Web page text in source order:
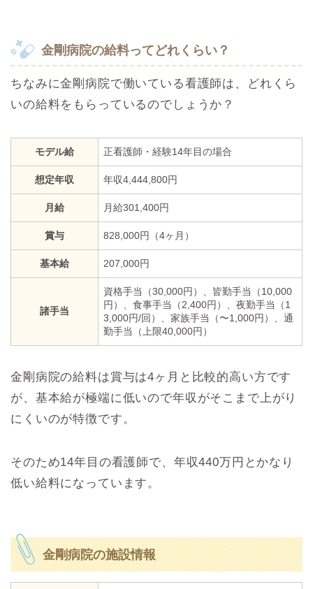
金剛病院の給料ってどれくらい？
ちなみに金剛病院で働いている看護師は、どれくら
いの給料をもらっているのでしょうか？
モデル給 正看護師・経験14年目の場合
想定年収 年収4,444,800円
月給 月給301,400円
賞与 828,000円（4ヶ月）
基本給 207,000円
諸手当
資格手当（30,000円）、皆勤手当（10,000
円）、食事手当（2,400円）、夜勤手当（1
3,000円/回）、家族手当（〜1,000円）、通
勤手当（上限40,000円）
金剛病院の給料は賞与は4ヶ月と比較的高い方です
が、基本給が極端に低いので年収がそこまで上がり
にくいのが特徴です。
そのため14年目の看護師で、年収440万円とかなり
低い給料になっています。
金剛病院の施設情報